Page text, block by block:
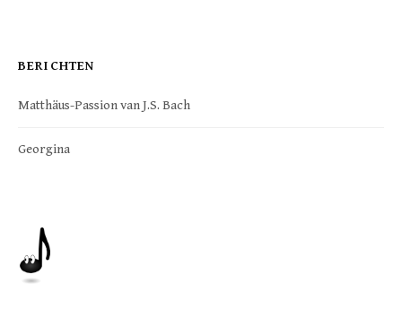
BERICHTEN
Matthäus-Passion van J.S. Bach
Georgina